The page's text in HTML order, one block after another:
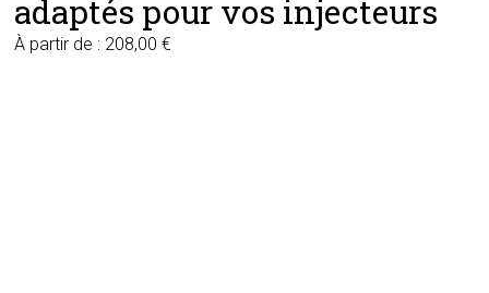
adaptés pour vos injecteurs
À partir de : 208,00€